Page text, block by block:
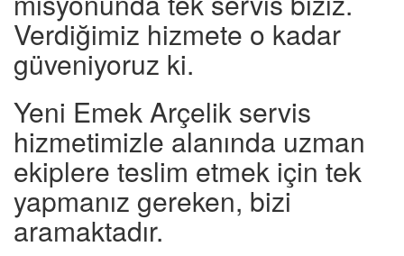
Verdiğimiz hizmete o kadar
güveniyoruz ki.
Yeni Emek Arçelik servis
hizmetimizle alanında uzman
ekiplere teslim etmek için tek
yapmanız gereken, bizi
aramaktadır.